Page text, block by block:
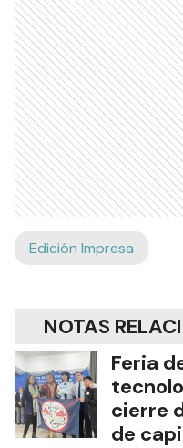
Edición Impresa
NOTAS
Feria
cierre
de